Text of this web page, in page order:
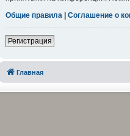
Общие правила | Соглашение о
Регистрация
Главная